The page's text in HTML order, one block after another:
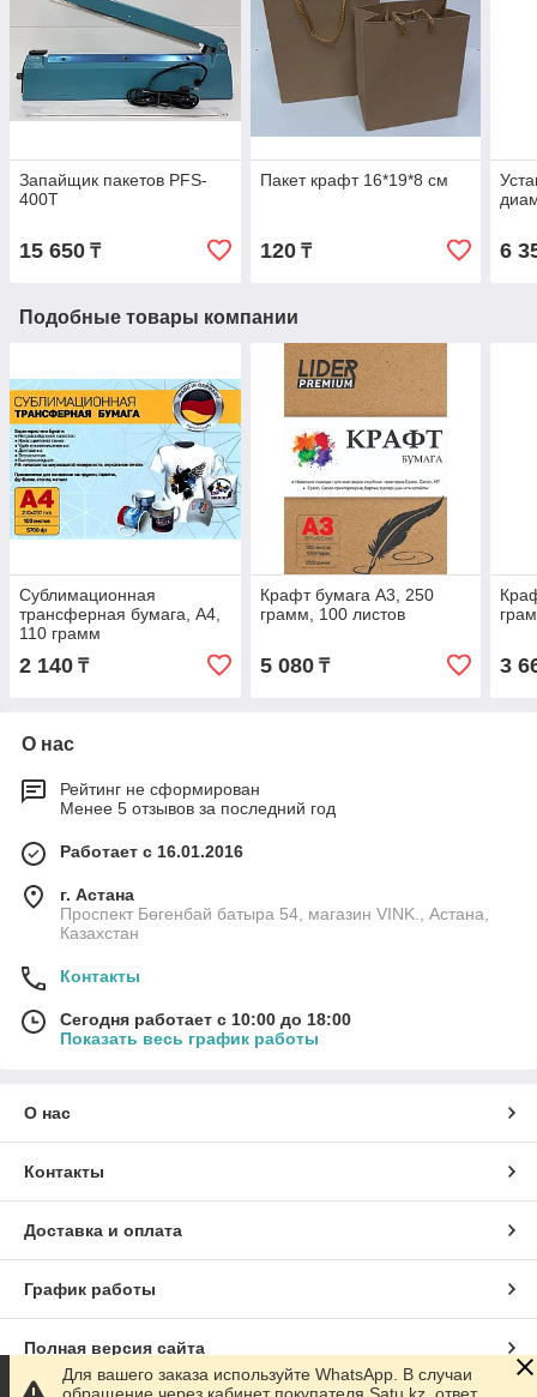
Запайщик пакетов PFS-
400T
15 650 ₸
Пакет крафт 16*19*8 см
120₸ 6
Подобные товары компании
Сублимационная
трансферная бумага, A4,
110 грамм
2 140 ₸
Крафт бумага А3, 250
грамм, 100 листов
5 080₸ 3
О нас
Рейтинг не сформирован
Менее 5 отзывов за последний год
Работает с 16.01.2016
г. Астана
Проспект Бөгенбай батыра 54, магазин VINK., Астана,
Казахстан
Контакты
Сегодня работает с 10:00 до 18:00
Показать весь график работы
О нас
Контакты
Доставка и оплата
График работы
Полная версия сайта
Для вашего заказа используйте WhatsApp. В случаи